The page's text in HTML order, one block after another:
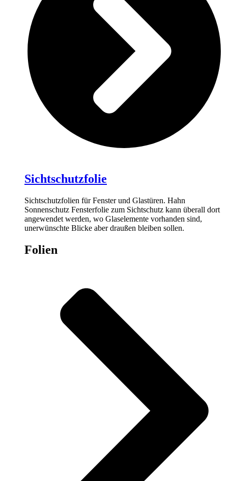
Sichtschutzfolie
Sichtschutzfolien für Fenster und Glastüren. Hahn
Sonnenschutz Fensterfolie zum Sichtschutz kann überall dort
angewendet werden, wo Glaselemente vorhanden sind,
unerwünschte Blicke aber draußen bleiben sollen.
Folien